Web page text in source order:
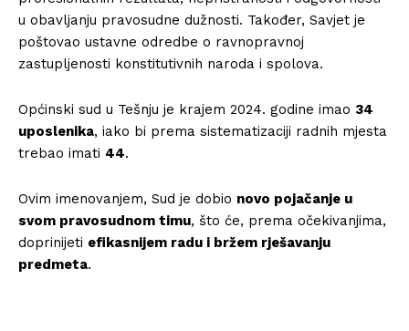
u obavljanju pravosudne dužnosti. Također, Savjet je
poštovao ustavne odredbe o ravnopravnoj
zastupljenosti konstitutivnih naroda i spolova.
Općinski sud u Tešnju je krajem 2024. godine imao 34
uposlenika, iako bi prema sistematizaciji radnih mjesta
trebao imati 44.
Ovim imenovanjem, Sud je dobio novo pojačanje u
svom pravosudnom timu, što će, prema očekivanjima,
doprinijeti efikasnijem radu i bržem rješavanju
predmeta.